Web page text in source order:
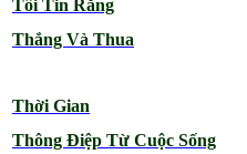
Tôi Tin Rằng
Thắng Và Thua
Thời Gian
Thông Điệp Từ Cuộc Sống